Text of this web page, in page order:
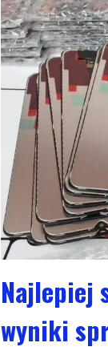
Najlepiej
wyniki